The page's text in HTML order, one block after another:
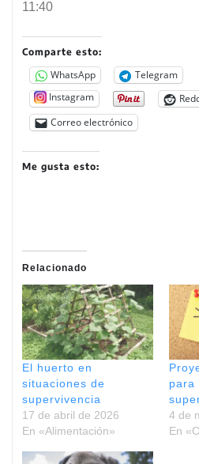
11:40
Comparte esto:
WhatsApp
Telegram
Instagram
Correo electrónico
Me gusta esto:
Relacionado
El huerto en
situaciones de
supervivencia
17 de abril de 2026
En «Alimentación»
para
4 de
En